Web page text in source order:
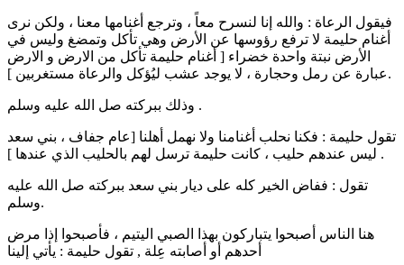
فيقول الرعاة : والله إنا لنسرح معاً ، وترجع أغنامها معنا ، ولكن نرى
أغنام حليمة لا ترفع رؤوسها عن الأرض وهي تأكل وتمضغ وليس في
الأرض نبتة واحدة خضراء [ أغنام حليمة تأكل من الارض و الارض
عبارة عن رمل وحجارة ، لا يوجد عشب ليُؤكل والرعاة مستغربين ].
وذلك ببركته صل الله عليه وسلم .
تقول حليمة : فكنا نحلب أغنامنا ولا نهمل أهلنا [عام جفاف ، بني سعد
ليس عندهم حليب ، كانت حليمة ترسل لهم بالحليب الذي عندها ] .
تقول : ففاض الخير كله على ديار بني سعد ببركته صل الله عليه
وسلم.
هنا الناس أصبحوا يتباركون بهذا الصبي اليتيم ، فأصبحوا إذا مرض
أحدهم أو أصابته عِلة , تقول حليمة : يأتي إلينا